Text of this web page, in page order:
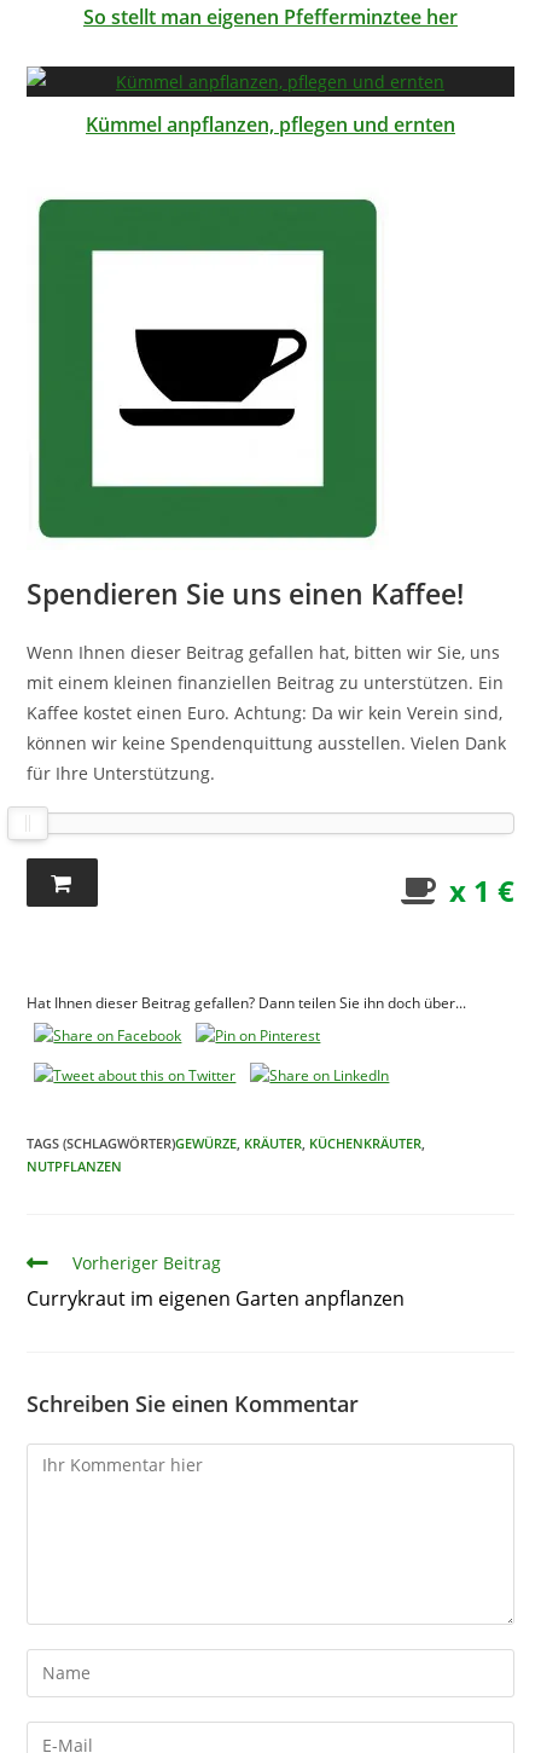
So stellt man eigenen Pfefferminztee her
Kümmel anpflanzen, pflegen und ernten
Spendieren Sie uns einen Kaffee!
Wenn Ihnen dieser Beitrag gefallen hat, bitten wir Sie, uns
mit einem kleinen finanziellen Beitrag zu unterstützen. Ein
Kaffee kostet einen Euro. Achtung: Da wir kein Verein sind,
können wir keine Spendenquittung ausstellen. Vielen Dank
für Ihre Unterstützung.
x 1 €
Hat Ihnen dieser Beitrag gefallen? Dann teilen Sie ihn doch über...
TAGS (SCHLAGWÖRTER)GEWÜRZE KRÄUTER KÜCHENKRÄUTER
NUTPFLANZEN
ArtikelVorheriger Beitrag
Currykraut im eigenen Garten anpflanzen
Schreiben Sie einen Kommentar
Kommentare
Gib
deinen
Namen
Gib